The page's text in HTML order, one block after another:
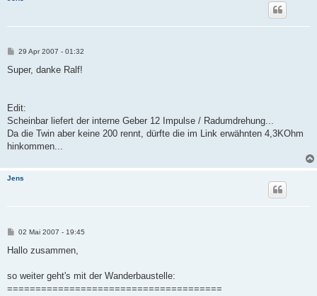
B29 Apr 2007 - 01:32
Super, danke Ralf!
Edit:
Scheinbar liefert der interne Geber 12 Impulse / Radumdrehung...
Da die Twin aber keine 200 rennt, dürfte die im Link erwähnten 4,3KOhm
hinkommen...
Jens
B
i
a
02 Mai 2007 - 19:45
Hallo zusammen,
so weiter geht's mit der Wanderbaustelle:
======================================